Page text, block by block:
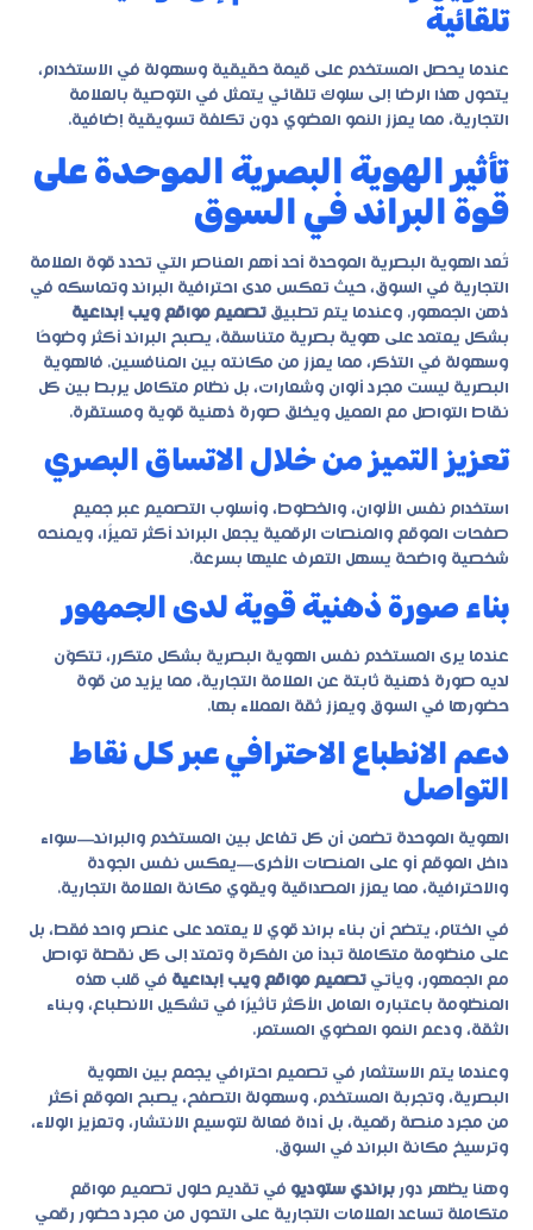
تلقائية
عندما يحصل المستخدم على قيمة حقيقية وسهولة في الاستخدام،
يتحول هذا الرضا إلى سلوك تلقائي يتمثل في التوصية بالعلامة
التجارية، مما يعزز النمو العضوي دون تكلفة تسويقية إضافية.
تأثير الهوية البصرية الموحدة على
قوة البراند في السوق
تُعد الهوية البصرية الموحدة أحد أهم العناصر التي تحدد قوة العلامة
التجارية في السوق، حيث تعكس مدى احترافية البراند وتماسكه في
ذهن الجمهور. وعندما يتم تطبيق تصميم مواقع ويب إبداعية
بشكل يعتمد على هوية بصرية متناسقة، يصبح البراند أكثر وضوحًا
وسهولة في التذكر، مما يعزز من مكانته بين المنافسين. فالهوية
البصرية ليست مجرد ألوان وشعارات، بل نظام متكامل يربط بين كل
نقاط التواصل مع العميل ويخلق صورة ذهنية قوية ومستقرة.
تعزيز التميز من خلال الاتساق البصري
استخدام نفس الألوان، والخطوط، وأسلوب التصميم عبر جميع
صفحات الموقع والمنصات الرقمية يجعل البراند أكثر تميزًا، ويمنحه
شخصية واضحة يسهل التعرف عليها بسرعة.
بناء صورة ذهنية قوية لدى الجمهور
عندما يرى المستخدم نفس الهوية البصرية بشكل متكرر، تتكوّن
لديه صورة ذهنية ثابتة عن العلامة التجارية، مما يزيد من قوة
حضورها في السوق ويعزز ثقة العملاء بها.
دعم الانطباع الاحترافي عبر كل نقاط
التواصل
الهوية الموحدة تضمن أن كل تفاعل بين المستخدم والبراند—سواء
داخل الموقع أو على المنصات الأخرى—يعكس نفس الجودة
والاحترافية، مما يعزز المصداقية ويقوي مكانة العلامة التجارية.
في الختام، يتضح أن بناء براند قوي لا يعتمد على عنصر واحد فقط، بل
على منظومة متكاملة تبدأ من الفكرة وتمتد إلى كل نقطة تواصل
مع الجمهور، ويأتي تصميم مواقع ويب إبداعية في قلب هذه
المنظومة باعتباره العامل الأكثر تأثيرًا في تشكيل الانطباع، وبناء
الثقة، ودعم النمو العضوي المستمر.
وعندما يتم الاستثمار في تصميم احترافي يجمع بين الهوية
البصرية، وتجربة المستخدم، وسهولة التصفح، يصبح الموقع أكثر
من مجرد منصة رقمية، بل أداة فعالة لتوسيع الانتشار، وتعزيز الولاء،
وترسيخ مكانة البراند في السوق.
وهنا يظهر دور براندي ستوديو في تقديم حلول تصميم مواقع
متكاملة تساعد العلامات التجارية على التحول من مجرد حضور رقمي